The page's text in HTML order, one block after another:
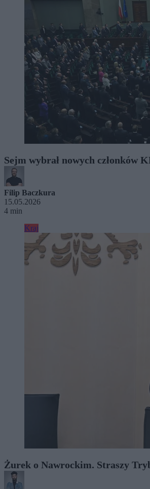
Sejm wybrał nowych członków
Filip Baczkura
15.05.2026
4 min
Kraj
Żurek o Nawrockim. Straszy